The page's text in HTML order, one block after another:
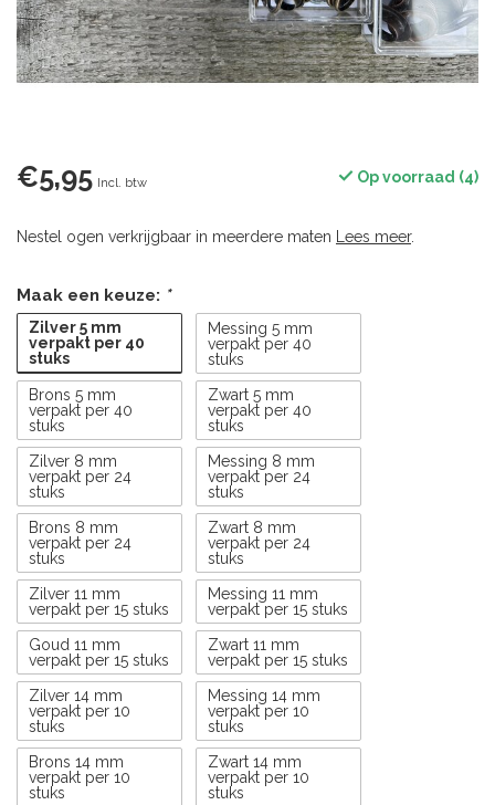
€5,95 Incl. btw Op voorraad (4)
Nestel ogen verkrijgbaar in meerdere maten Lees meer.
Maak een keuze: *
Zilver 5 mm
verpakt per 40
stuks
Messing 5 mm
verpakt per 40
stuks
Brons 5 mm
verpakt per 40
stuks
Zwart 5 mm
verpakt per 40
stuks
Zilver 8 mm
verpakt per 24
stuks
Messing 8 mm
verpakt per 24
stuks
Brons 8 mm
verpakt per 24
stuks
Zwart 8 mm
verpakt per 24
stuks
Zilver 11 mm
verpakt per 15 stuks
Messing 11 mm
verpakt per 15 stuks
Goud 11 mm
verpakt per 15 stuks
Zwart 11 mm
verpakt per 15 stuks
Zilver 14 mm
verpakt per 10
stuks
Messing 14 mm
verpakt per 10
stuks
Brons 14 mm
verpakt per 10
stuks
Zwart 14 mm
verpakt per 10
stuks